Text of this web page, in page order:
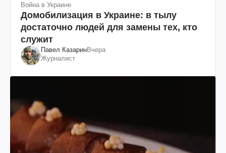
Война в Украине
Домобилизация в Украине: в тылу
достаточно людей для замены тех, кто
служит
Павел КазаринВчера
Журналист